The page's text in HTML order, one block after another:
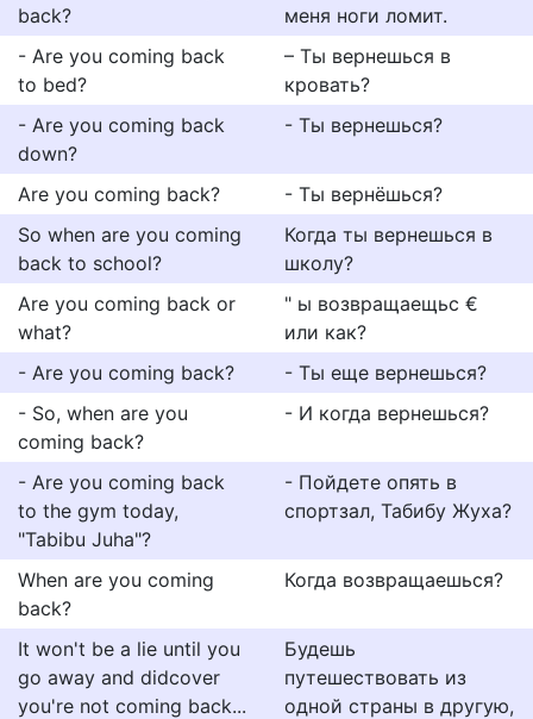
back?
меня ноги ломит.
- Are you coming back
to bed?
– Ты вернешься в
кровать?
- Are you coming back
down?
- Ты вернешься?
Are you coming back?
- Ты вернёшься?
So when are you coming
back to school?
Когда ты вернешься в
школу?
Are you coming back or
what?
" ы возвращаещьс €
или как?
- Are you coming back?
- Ты еще вернешься?
- So, when are you
coming back?
- И когда вернешься?
- Are you coming back
to the gym today,
"Tabibu Juha"?
- Пойдете опять в
спортзал, Табибу Жуха?
When are you coming
back?
Когда возвращаешься?
It won't be a lie until you
go away and didcover
you're not coming back...
Будешь
путешествовать из
одной страны в другую,